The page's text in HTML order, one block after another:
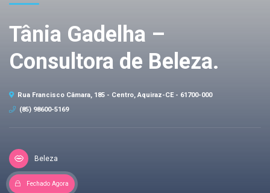
Tânia Gadelha –
Consultora de Beleza.
Rua Francisco Câmara, 185 - Centro, Aquiraz-CE - 61700-000
(85) 98600-5169
Beleza
Fechado Agora